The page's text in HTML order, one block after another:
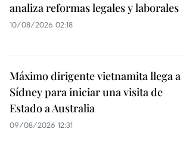
analiza reformas legales y laborales
10/08/2026 02:18
Máximo dirigente vietnamita llega a
Sídney para iniciar una visita de
Estado a Australia
09/08/2026 12:31